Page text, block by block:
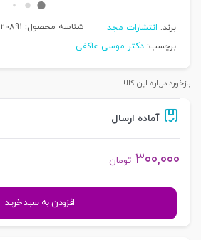
برند: انتشارات مجد شناسه محصول: 20891
برچسب: دکتر موسی عاکفی
بازخورد درباره این کالا
آماده ارسال
۳۰۰,۰۰۰ تومان
اسلام
و
افزودن به سبد خرید